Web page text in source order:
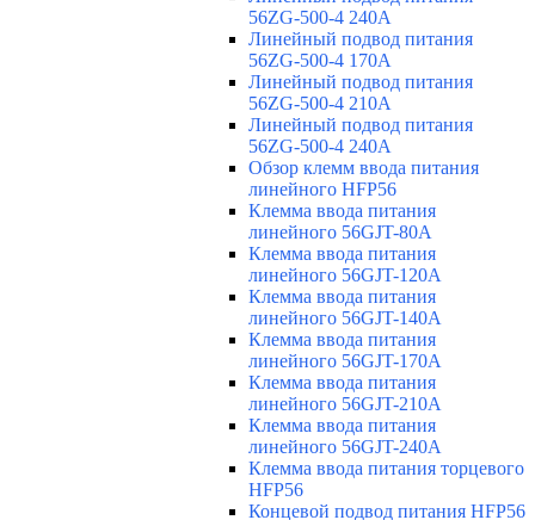
56ZG-500-4 240A
Линейный подвод питания
56ZG-500-4 170A
Линейный подвод питания
56ZG-500-4 210A
Линейный подвод питания
56ZG-500-4 240A
Обзор клемм ввода питания
линейного HFP56
Клемма ввода питания
линейного 56GJT-80A
Клемма ввода питания
линейного 56GJT-120A
Клемма ввода питания
линейного 56GJT-140A
Клемма ввода питания
линейного 56GJT-170A
Клемма ввода питания
линейного 56GJT-210A
Клемма ввода питания
линейного 56GJT-240A
Клемма ввода питания торцевого
HFP56
Концевой подвод питания HFP56